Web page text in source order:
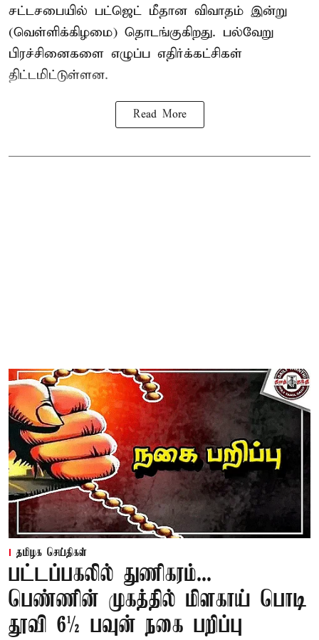
சட்டசபையில் பட்ஜெட் மீதான விவாதம் இன்று
(வெள்ளிக்கிழமை) தொடங்குகிறது. பல்வேறு
பிரச்சினைகளை எழுப்ப எதிர்க்கட்சிகள்
திட்டமிட்டுள்ளன.
Read More
தமிழக செய்திகள்
பட்டப்பகலில் துணிகரம்...
பெண்ணின் முகத்தில் மிளகாய் பொடி
தூவி 6½ பவுன் நகை பறிப்பு